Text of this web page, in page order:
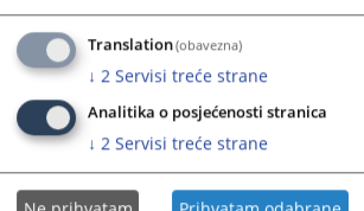
možete dobiti od tog službenika a ako Vam
uspis onda će Vas uputiti do radnika sudske
Vam omogućiti uvid u Predmet po
5441PREGLEDA
Translation(obavezna)
↓ 2 Servisi treće strane
Analitika o posjećenosti stranica
↓ 2 Servisi treće strane